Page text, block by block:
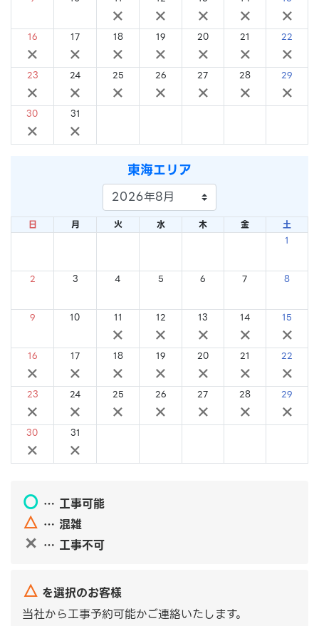
× × × × ×
16
×
17
×
18
×
19
×
20
×
21
×
22
×
23
×
24
×
25
×
26
×
27
×
28
×
29
×
30
×
31
×
東海エリア
日 月 火 水 木 金
土
1
2 3 4 5 6 7 8
9 10 11
×
12
×
13
×
14
×
15
×
16
×
17
×
18
×
19
×
20
×
21
×
22
×
23
×
24
×
25
×
26
×
27
×
28
×
29
×
30
×
31
×
〇 … 工事可能
△ … 混雑
✕ … 工事不可
△ を選択のお客様
当社から工事予約可能かご連絡いたします。